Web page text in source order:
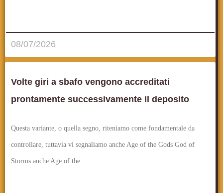
08/07/2026
Volte giri a sbafo vengono accreditati
prontamente successivamente il deposito
Questa variante, o quella segno, riteniamo come fondamentale da
controllare, tuttavia vi segnaliamo anche Age of the Gods God of
Storms anche Age of the